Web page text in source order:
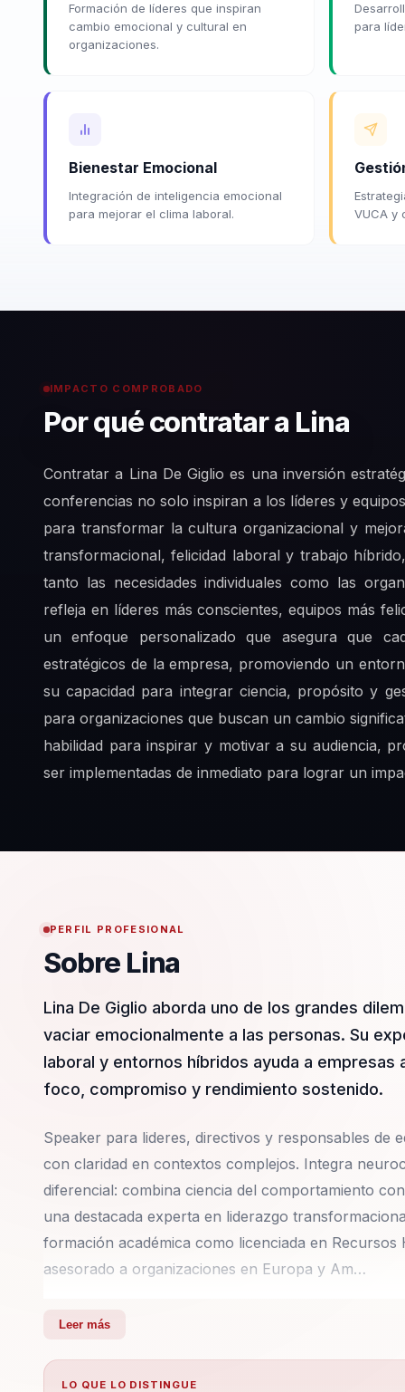
Formación de líderes que inspiran
cambio emocional y cultural en
organizaciones.
para
Bienestar Emocional
Integración de inteligencia emocional
para mejorar el clima laboral.
VUCA y
IMPACTO COMPROBADO
Por qué contratar a Lina
Contratar a Lina De Giglio es una inversión
conferencias no solo inspiran a los líderes y
para transformar la cultura organizacional y
transformacional, felicidad laboral y trabajo
tanto las necesidades individuales como las
refleja en líderes más conscientes, equipos más
un enfoque personalizado que asegura que
estratégicos de la empresa, promoviendo un
su capacidad para integrar ciencia, propósito y
para organizaciones que buscan un cambio
habilidad para inspirar y motivar a su audiencia,
ser implementadas de inmediato para lograr un
PERFIL PROFESIONAL
Sobre Lina
Lina De Giglio aborda uno de los grandes
vaciar emocionalmente a las personas. Su
laboral y entornos híbridos ayuda a
foco, compromiso y rendimiento sostenido.
Speaker para lideres, directivos y responsables de
con claridad en contextos complejos. Integra
diferencial: combina ciencia del comportamiento
una destacada experta en liderazgo
formación académica como licenciada en
asesorado a organizaciones en Europa y Am…
Lina De Giglio es una destacada experta en
ha asesorado a organizaciones en Europa y
Leer más
LO QUE LO DISTINGUE